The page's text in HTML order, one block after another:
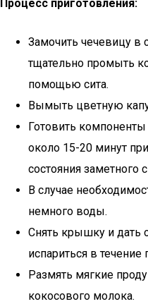
Процесс приготовления:
Замочить чечевицу в
тщательно промыть
помощью сита.
Вымыть цветную
Готовить
около 15-20 минут
состояния заметного
В случае
немного воды.
Снять крышку и дать
испариться в
Размять мягкие
кокосового молока.